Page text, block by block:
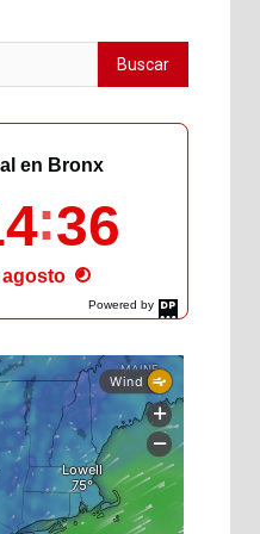
Powered by
DaysPedia.com
en Bronx
37
agosto